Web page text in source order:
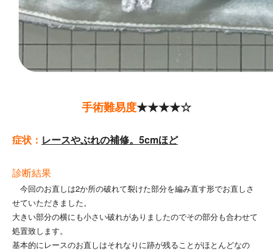
手術難易度★★★★☆
症状： レースやぶれの補修。5cmほど
診断結果
今回のお直しは2か所の破れて裂けた部分を編み直す形でお直しさ
せていただきました。
大きい部分の横にも小さい破れがありましたのでその部分も合わせて
処置致します。
基本的にレースのお直しはそれなりに跡が残ることがほとんどなの